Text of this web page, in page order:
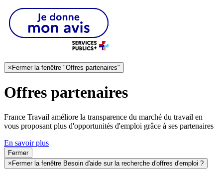
× Fermer la fenêtre "Offres partenaires"
Offres partenaires
France Travail améliore la transparence du marché du travail en
vous proposant plus d'opportunités d'emploi grâce à ses partenaires
En savoir plus
Fermer
×Fermer la fenêtre Besoin d'aide sur la recherche d'offres d'emploi ?